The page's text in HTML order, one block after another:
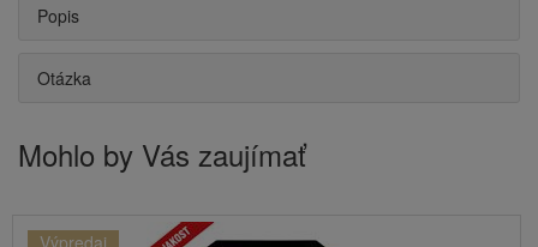
Popis
Otázka
Mohlo by Vás zaujímať
Výpredaj